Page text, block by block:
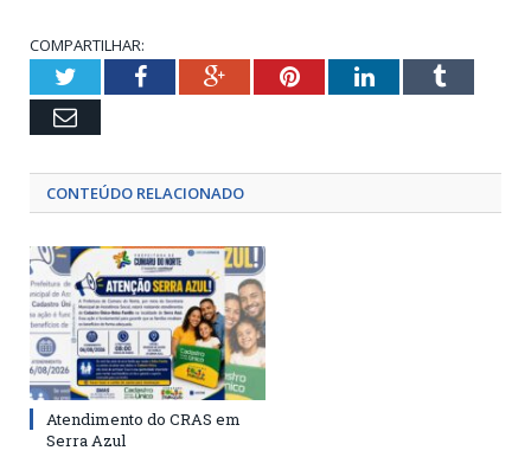
COMPARTILHAR:
TwitterFacebookGoogle+PinterestLinkedInTumblr
Email
CONTEÚDO RELACIONADO
Atendimento do CRAS em
Serra Azul